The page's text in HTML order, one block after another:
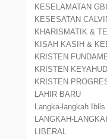
KESELAMATAN
KESESATAN
KHARISMATIK &
KISAH KASIH &
KRISTEN
KRISTEN
KRISTEN
LAHIR BARU
Langka-langkah
LANGKAH-
LIBERAL